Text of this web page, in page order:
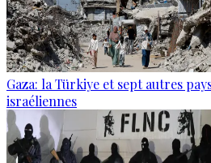
Gaza: la Türkiye et sept autres
israéliennes